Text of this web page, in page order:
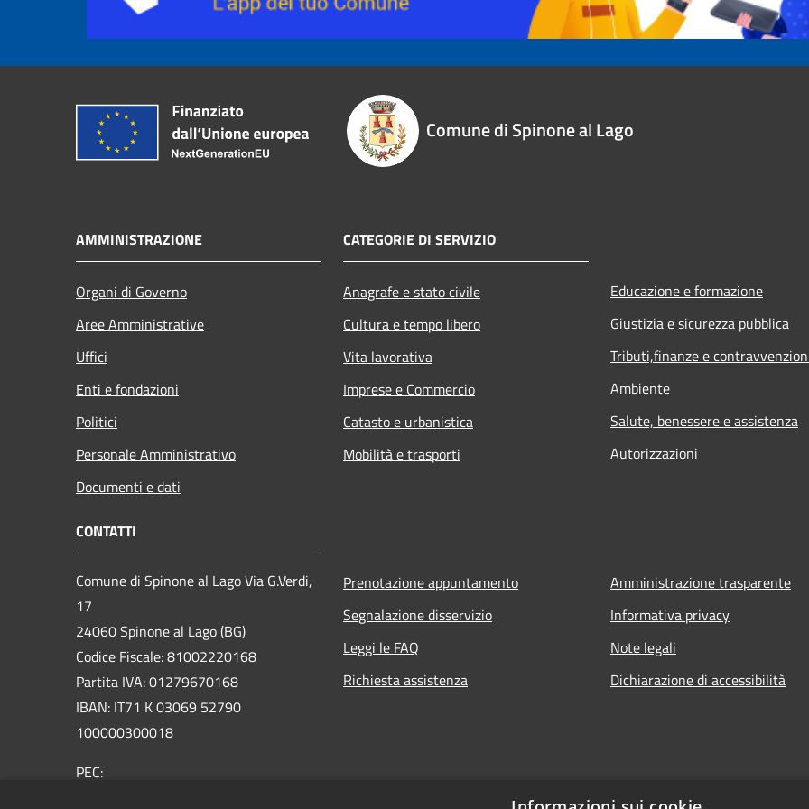
Comune di Spinone al Lago
AMMINISTRAZIONE
Organi di Governo
Aree Amministrative
Uffici
Enti e fondazioni
Politici
Personale Amministrativo
Documenti e dati
CATEGORIE DI SERVIZIO
Anagrafe e stato civile
Cultura e tempo libero
Vita lavorativa
Imprese e Commercio
Catasto e urbanistica
Mobilità e trasporti
Educazione e formazione
Giustizia e sicurezza pubblica
Tributi,finanze e
Ambiente
Salute, benessere e assistenza
Autorizzazioni
CONTATTI
Comune di Spinone al Lago Via G.Verdi,
17
24060 Spinone al Lago (BG)
Codice Fiscale: 81002220168
Partita IVA: 01279670168
IBAN: IT71 K 03069 52790
100000300018
PEC:
Prenotazione appuntamento
Segnalazione disservizio
Leggi le FAQ
Richiesta assistenza
Amministrazione trasparente
Informativa privacy
Note legali
Dichiarazione di accessibilità